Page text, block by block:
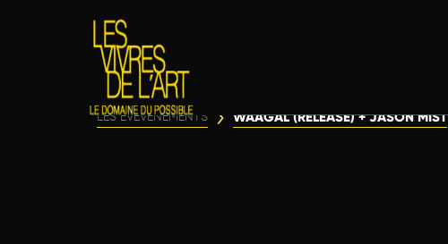
LES ÉVÈVENEMENTS WAAGAL (RELEASE) + JASON MIST